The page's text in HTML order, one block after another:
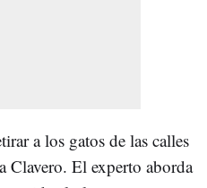
a los gatos de las calles
Clavero. El experto aborda